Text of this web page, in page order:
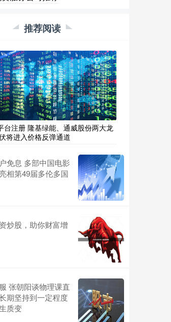
推荐阅读
台注册 隆基绿能、通威股份两大龙
将进入价格反弹通道
免息 多部中国电影
相第49届多伦多国
炒股，助你财富增
张朝阳谈物理课直
期坚持到一定程度
质变